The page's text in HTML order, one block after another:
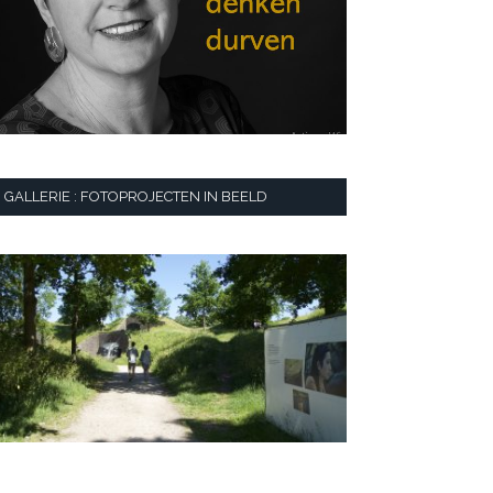
GALLERIE : FOTOPROJECTEN IN BEELD